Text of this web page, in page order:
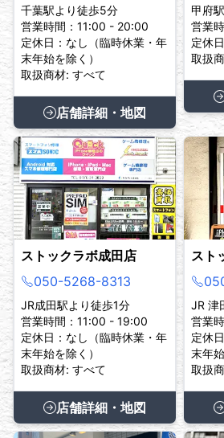
千葉駅より徒歩5分
営業時間：11:00 - 20:00
定休日：なし（臨時休業・年
末年始を除く）
取扱商材: すべて
店舗詳細・地図
甲府
営業
定休
取扱
ストックラボ成田店
050-5268-8313
JR成田駅より徒歩1分
営業時間：11:00 - 19:00
定休日：なし（臨時休業・年
末年始を除く）
取扱商材: すべて
店舗詳細・地図
スト
JR 津
営業
定休
末年
取扱